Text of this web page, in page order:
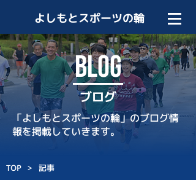
よしもとスポーツの輪
BLOG
ブログ
「よしもとスポーツの輪」のブログ情
報を掲載していきます。
TOP > 記事